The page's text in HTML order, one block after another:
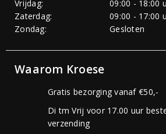
Vrijdag:
09:00 - 18:00
Zaterdag:
09:00 - 17:00
Zondag:
Gesloten
Waarom Kroese
Gratis bezorging vanaf €50,-
Di tm Vrij voor 17.00 uur
verzending